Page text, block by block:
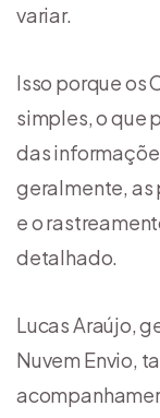
variar.
Isso porque os
simples, o que
das
geralmente, as
e o
detalhado.
Lucas Araújo,
Nuvem Envio,